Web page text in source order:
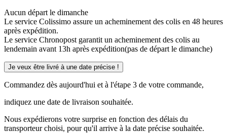
Aucun départ le dimanche
Le service Colissimo assure un acheminement des colis en 48 heures
après expédition.
Le service Chronopost garantit un acheminement des colis au
lendemain avant 13h après expédition(pas de départ le dimanche)
Je veux être livré à une date précise !
Commandez dès aujourd'hui et à l'étape 3 de votre commande,
indiquez une date de livraison souhaitée.
Nous expédierons votre surprise en fonction des délais du
transporteur choisi, pour qu'il arrive à la date précise souhaitée.